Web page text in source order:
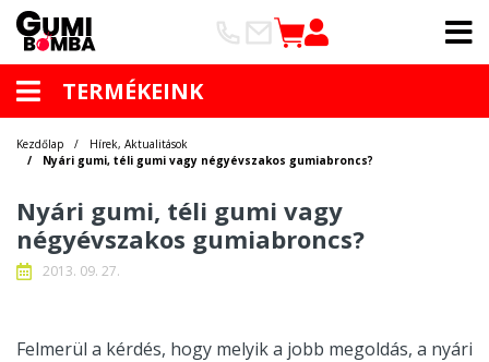
TERMÉKEINK
Kezdőlap
Hírek, Aktualitások
Nyári gumi, téli gumi vagy négyévszakos gumiabroncs?
Nyári gumi, téli gumi vagy
négyévszakos gumiabroncs?
2013. 09. 27.
Felmerül a kérdés, hogy melyik a jobb megoldás, a nyári